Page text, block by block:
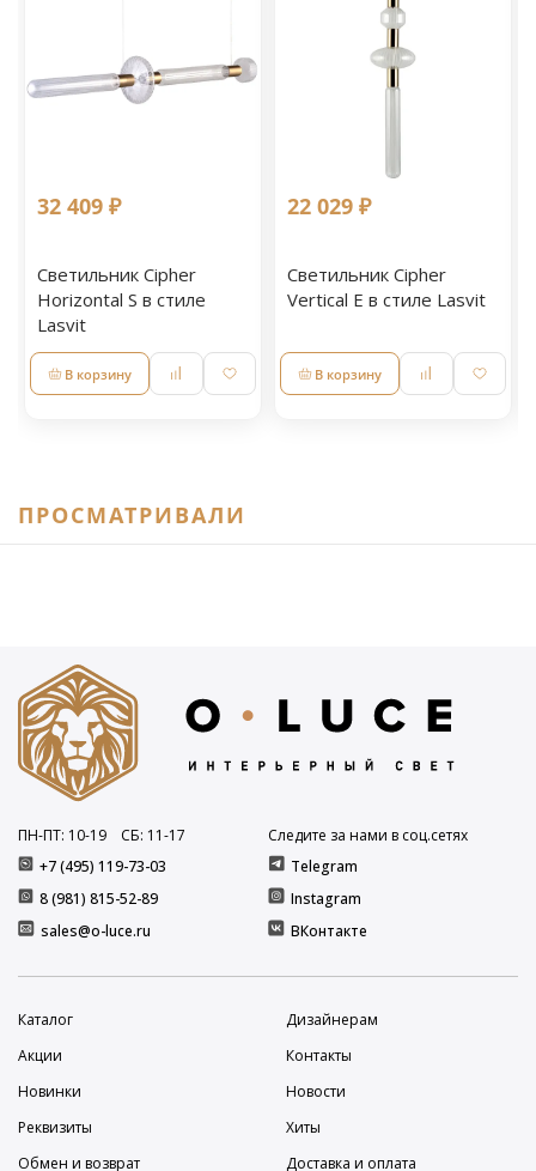
32 409 ₽
Светильник Cipher
Horizontal S в стиле
Lasvit
В корзину
22 029 ₽
Светильник Cipher
Vertical E в стиле Lasvit
В корзину
ПРОСМАТРИВАЛИ
+7 (495) 119-73-03
8 (981) 815-52-89
ПН-ПТ: 10-19 СБ: 11-17
sales@o-luce.ru
Следите за нами в соц.сетях
Telegram
Instagram
ВКонтакте
Каталог
Дизайнерам
Акции
Контакты
Новинки
Новости
Реквизиты
Хиты
Обмен и возврат
Доставка и оплата